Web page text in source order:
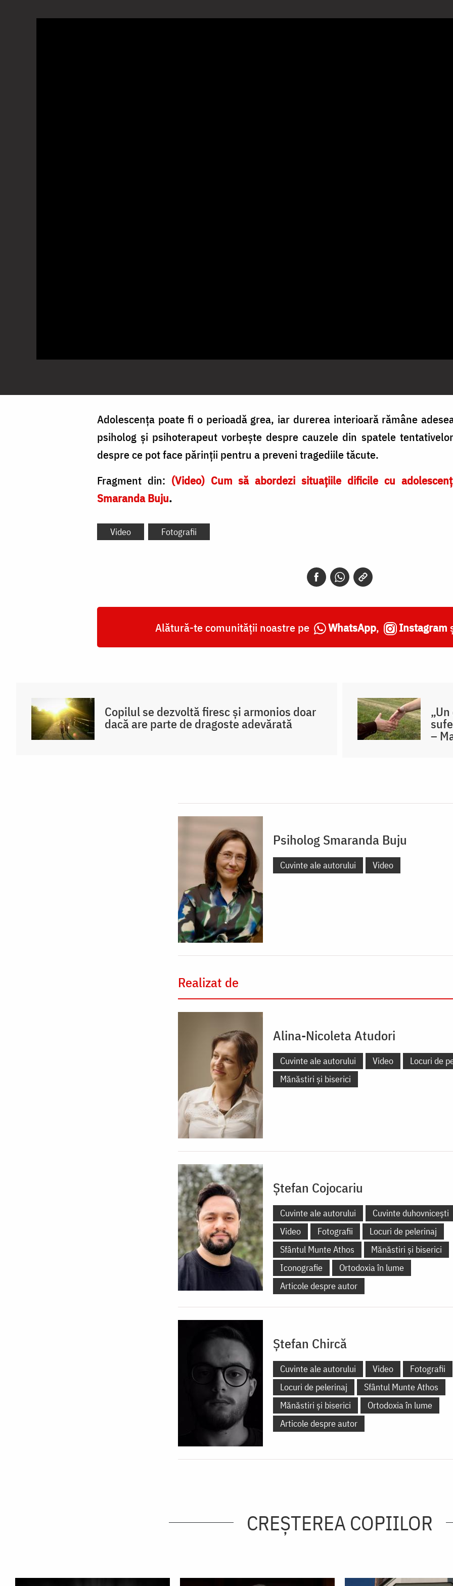
Adolescența poate fi o perioadă grea, iar durerea interioară rămâne
psiholog și psihoterapeut vorbește despre cauzele din spatele
despre ce pot face părinții pentru a preveni tragediile tăcute.
Fragment din: (Video) Cum să abordezi situațiile dificile cu
Smaranda Buju.
Video Fotografii
Alătură-te comunității noastre pe WhatsApp, Instagram
Copilul se dezvoltă firesc și armonios doar
dacă are parte de dragoste adevărată
–
Psiholog Smaranda Buju
Cuvinte ale autorului Video
Realizat de
Alina-Nicoleta Atudori
Cuvinte ale autorului Video
Locuri de
Mănăstiri și biserici
Ștefan Cojocariu
Cuvinte ale autorului Cuvinte duhovnicești
Video
Fotografii
Locuri de pelerinaj
Sfântul Munte Athos
Mănăstiri și biserici
Iconografie
Ortodoxia în lume
Articole despre autor
Ștefan Chircă
Cuvinte ale autorului Video
Fotografii
Locuri de pelerinaj
Sfântul Munte Athos
Mănăstiri și biserici
Ortodoxia în lume
Articole despre autor
CREŞTEREA COPIILOR